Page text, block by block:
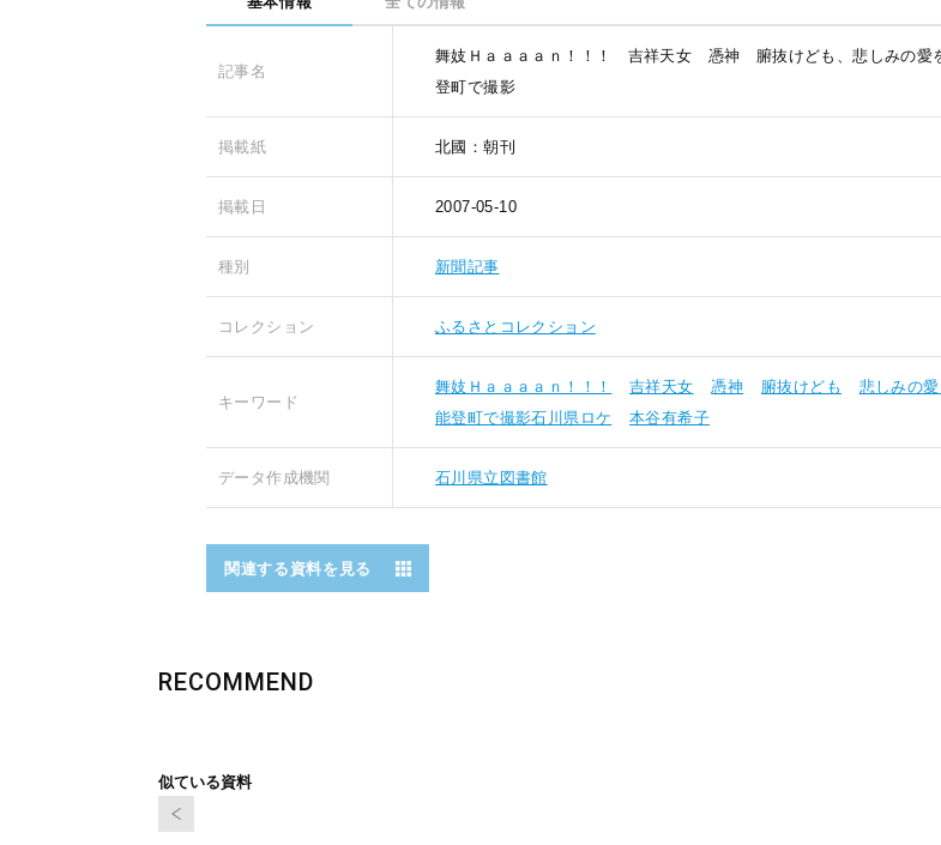
記事名
舞妓Ｈａａａａｎ！！！ 吉祥天女 憑神 腑抜けども、悲しみの
登町で撮影
掲載紙 北國：朝刊
掲載日 2007-05-10
種別 新聞記事
コレクション ふるさとコレクション
キーワード
舞妓Ｈａａａａｎ！！！ 吉祥天女 憑神 腑抜けども 悲しみの
能登町で撮影石川県ロケ
本谷有希子
データ作成機関 石川県立図書館
関連する資料を見る
RECOMMEND
似ている資料